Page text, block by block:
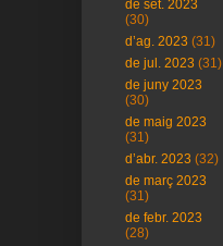
de set. 2023
(30)
d’ag. 2023 (31)
de jul. 2023 (31)
de juny 2023
(30)
de maig 2023
(31)
d’abr. 2023 (32)
de març 2023
(31)
de febr. 2023
(28)